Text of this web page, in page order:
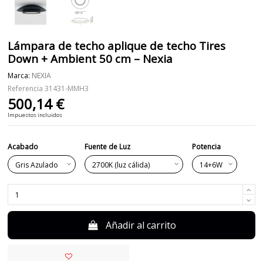
Lámpara de techo aplique de techo Tires
Down + Ambient 50 cm – Nexia
Marca: NEXIA
Referencia 31431-MMH3
500,14 €
Impuestos incluidos
Acabado Fuente de Luz Potencia
Añadir al carrito